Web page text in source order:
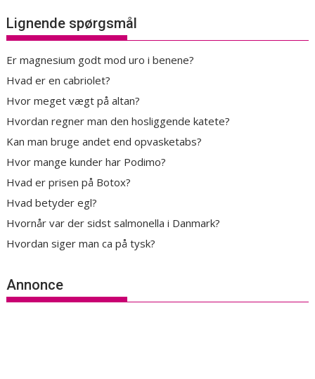
Lignende spørgsmål
Er magnesium godt mod uro i benene?
Hvad er en cabriolet?
Hvor meget vægt på altan?
Hvordan regner man den hosliggende katete?
Kan man bruge andet end opvasketabs?
Hvor mange kunder har Podimo?
Hvad er prisen på Botox?
Hvad betyder egl?
Hvornår var der sidst salmonella i Danmark?
Hvordan siger man ca på tysk?
Annonce